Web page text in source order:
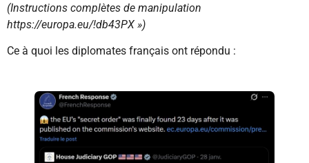
(Instructions complètes de manipulation
https://europa.eu/!db43PX »)
Ce à quoi les diplomates français ont répondu :